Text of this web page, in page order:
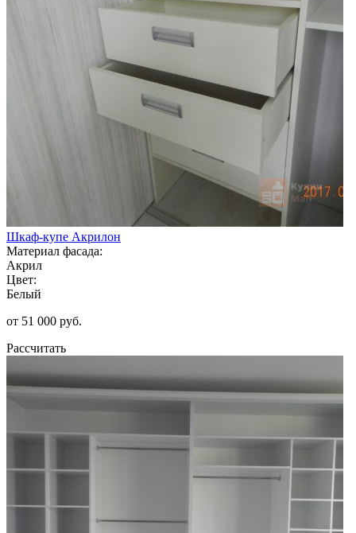
Шкаф-купе Акрилон
Материал фасада:
Акрил
Цвет:
Белый
от 51 000 руб.
Рассчитать